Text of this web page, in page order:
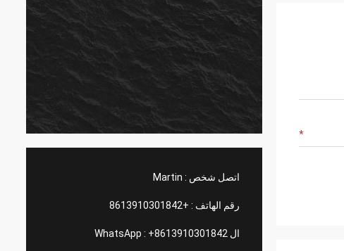
اتصل شخص : Martin
رقم الهاتف : +8613910301842
ال WhatsApp : +8613910301842